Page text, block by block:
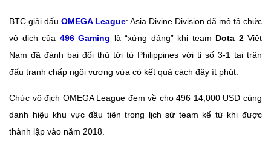
BTC giải đấu OMEGA League: Asia Divine Division đã mô tả chức
vô địch của 496 Gaming là “xứng đáng” khi team Dota 2Việt
Nam đã đánh bại đối thủ tới từ Philippines với tỉ số 3-1 tại trận
đấu tranh chấp ngôi vương vừa có kết quả cách đây ít phút.
Chức vô địch OMEGA League đem về cho 496 14,000 USD cùng
danh hiệu khu vực đầu tiên trong lịch sử team kể từ khi được
thành lập vào năm 2018.